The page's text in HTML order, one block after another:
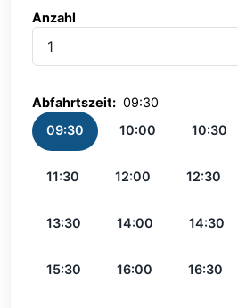
Anzahl
Abfahrtszeit: 09:30
09:30
10:00 10:30
11:30 12:00 12:30
13:30 14:00 14:30
15:30 16:00 16:30